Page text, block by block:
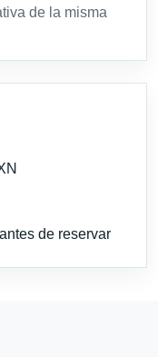
de la misma
de reservar